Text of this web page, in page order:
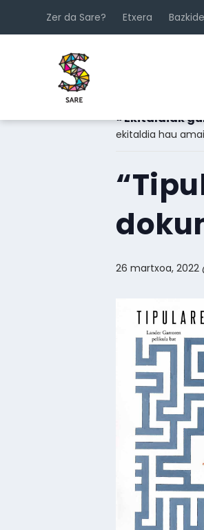
Zer da Sare? Etxera
« Ekitaldiak
ekitaldia hau
26 martxoa, 2022